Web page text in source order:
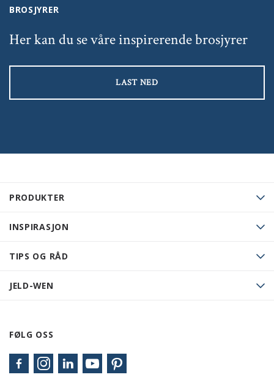
PRODUKTER
INSPIRASJON
TIPS OG RÅD
JELD-WEN
FØLG OSS
BROSJYRER
Her kan du se våre inspirerende brosjyrer
LAST NED